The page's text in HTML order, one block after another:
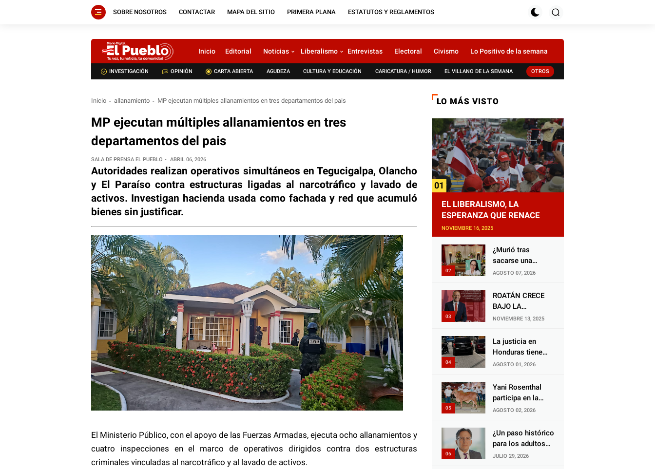
SOBRE NOSOTROS CONTACTAR MAPA DEL SITIO PRIMERA PLANA ESTATUTOS Y REGLAMENTOS
Inicio Editorial Noticias Liberalismo Entrevistas Electoral Civismo Lo Positivo de la semana
INVESTIGACIÓN OPINIÓN CARTA ABIERTA AGUDEZA CULTURA Y EDUCACIÓN CARICATURA / HUMOR EL VILLANO DE LA SEMANA OTROS
Inicio allanamiento MP ejecutan múltiples allanamientos en tres departamentos del pais
MP ejecutan múltiples allanamientos en tres
departamentos del pais
SALA DE PRENSA EL PUEBLO ABRIL 06, 2026
Autoridades realizan operativos simultáneos en Tegucigalpa, Olancho
y El Paraíso contra estructuras ligadas al narcotráfico y lavado de
activos. Investigan hacienda usada como fachada y red que acumuló
bienes sin justificar.
El Ministerio Público, con el apoyo de las Fuerzas Armadas, ejecuta ocho allanamientos y
cuatro inspecciones en el marco de operativos dirigidos contra dos estructuras
criminales vinculadas al narcotráfico y al lavado de activos.
LO MÁS VISTO
EL LIBERALISMO, LA
ESPERANZA QUE RENACE
NOVIEMBRE 16, 2025
¿Murió tras
sacarse una
muela? Familia de
justicia por
presunta mala
AGOSTO 07, 2026
ROATÁN CRECE
BAJO LA
ALCALDÍA DE RON
GESTOR ALIADO
DE LA
NOVIEMBRE 13, 2025
La justicia en
Honduras tiene
una deuda
animales, y
negarse a castigar
Choloma es
consolidar un
Estado que
AGOSTO 01, 2026
Yani Rosenthal
participa en la
Feria Nacional
2026
AGOSTO 02, 2026
¿Un paso histórico
para los adultos
mayores?
JULIO 29, 2026